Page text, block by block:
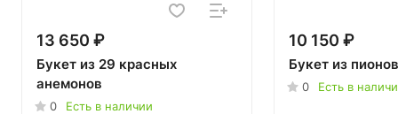
13 650 ₽
Букет из 29 красных
анемонов
0 Есть в наличии
10 150 ₽
Букет из
0 Есть в